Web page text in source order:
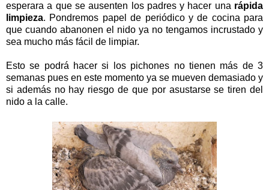
esperara a que se ausenten los padres y hacer una rápida
limpieza. Pondremos papel de periódico y de cocina para
que cuando abanonen el nido ya no tengamos incrustado y
sea mucho más fácil de limpiar.
Esto se podrá hacer si los pichones no tienen más de 3
semanas pues en este momento ya se mueven demasiado y
si además no hay riesgo de que por asustarse se tiren del
nido a la calle.